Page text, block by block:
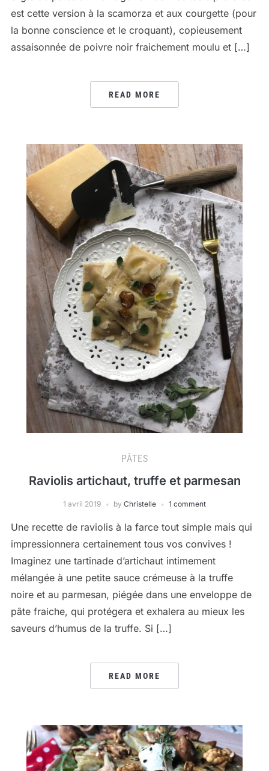
est cette version à la scamorza et aux courgette (pour
la bonne conscience et le croquant), copieusement
assaisonnée de poivre noir fraichement moulu et […]
READ MORE
PÂTES
Raviolis artichaut, truffe et parmesan
1 avril 2019 by Christelle 1 comment
Une recette de raviolis à la farce tout simple mais qui
impressionnera certainement tous vos convives !
Imaginez une tartinade d’artichaut intimement
mélangée à une petite sauce crémeuse à la truffe
noire et au parmesan, piégée dans une enveloppe de
pâte fraiche, qui protégera et exhalera au mieux les
saveurs d’humus de la truffe. Si […]
READ MORE